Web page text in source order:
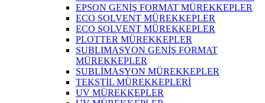
EPSON GENİŞ FORMAT MÜREKKEPLER
ECO SOLVENT MÜREKKEPLER
ECO SOLVENT MÜREKKEPLER
PLOTTER MÜREKKEPLER
SUBLIMASYON GENİŞ FORMAT
MÜREKKEPLER
SUBLİMASYON MÜREKKEPLER
TEKSTİL MÜREKKEPLERİ
UV MÜREKKEPLER